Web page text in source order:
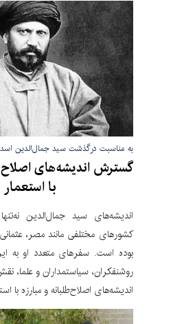
به مناسبت درگذشت سید جمال‌الدین
گسترش اندیشه‌های
با استعمار
اندیشه‌های سید جمال‌الدین
کشورهای مختلفی مانند مصر، عثمانی
بوده است. سفرهای متعدد او به
روشنفکران، سیاستمداران و
اندیشه‌های اصلاح‌طلبانه و مبارزه با